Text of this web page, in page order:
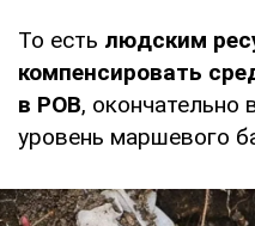
То есть людским
компенсировать
в РОВ,
уровень маршевого